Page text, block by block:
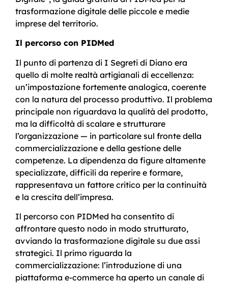
trasformazione digitale delle piccole e medie
imprese del territorio.
Il percorso con PIDMed
Il punto di partenza di I Segreti di Diano era
quello di molte realtà artigianali di eccellenza:
un’impostazione fortemente analogica, coerente
con la natura del processo produttivo. Il problema
principale non riguardava la qualità del prodotto,
ma la difficoltà di scalare e strutturare
l’organizzazione — in particolare sul fronte della
commercializzazione e della gestione delle
competenze. La dipendenza da figure altamente
specializzate, difficili da reperire e formare,
rappresentava un fattore critico per la continuità
e la crescita dell’impresa.
Il percorso con PIDMed ha consentito di
affrontare questo nodo in modo strutturato,
avviando la trasformazione digitale su due assi
strategici. Il primo riguarda la
commercializzazione: l’introduzione di una
piattaforma e-commerce ha aperto un canale di